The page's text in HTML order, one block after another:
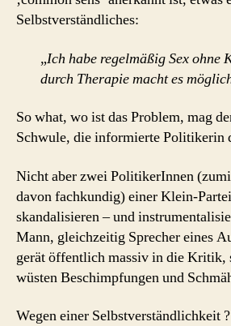
Selbstverständliches:
„Ich habe regelmäßig Sex ohne
durch Therapie macht es
So what, wo ist das Problem, mag
Schwule, die informierte Politikerin
Nicht aber zwei PolitikerInnen
davon fachkundig) einer Klein-
skandalisieren – und
Mann, gleichzeitig Sprecher eines
gerät öffentlich massiv in die Kritik,
wüsten Beschimpfungen und
Wegen einer Selbstverständlichkeit ?